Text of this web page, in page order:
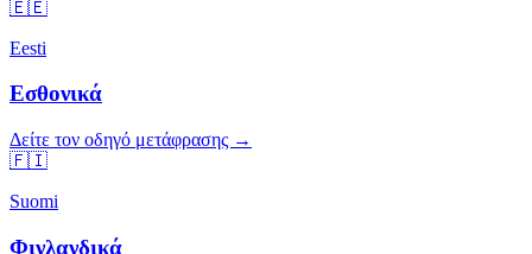
🇪🇪
Eesti
Εσθονικά
Δείτε τον οδηγό μετάφρασης →
🇫🇮
Suomi
Φινλανδικά